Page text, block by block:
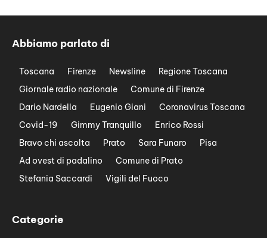
Abbiamo parlato di
Toscana Firenze Newsline
Regione Toscana
Giornale radio nazionale
Comune di Firenze
Dario Nardella
Eugenio Giani
Coronavirus Toscana
Covid-19
Gimmy Tranquillo
Enrico Rossi
Bravo chi ascolta
Prato Sara Funaro
Pisa
Ad ovest di padalino
Comune di Prato
Stefania Saccardi
Vigili del Fuoco
Categorie